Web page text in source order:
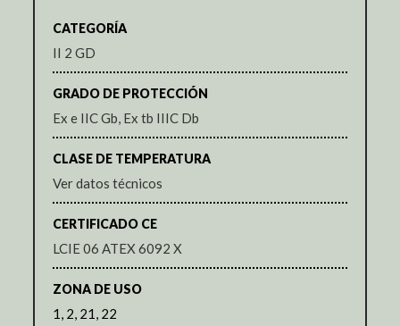
CATEGORÍA
II 2 GD
GRADO DE PROTECCIÓN
Ex e IIC Gb, Ex tb IIIC Db
CLASE DE TEMPERATURA
Ver datos técnicos
CERTIFICADO CE
LCIE 06 ATEX 6092 X
ZONA DE USO
1, 2, 21, 22